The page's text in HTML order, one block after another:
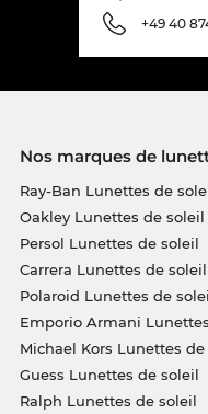
+49 40
Nos marques de
Ray-Ban Lunettes de
Oakley Lunettes de soleil
Persol Lunettes de soleil
Carrera Lunettes de soleil
Polaroid Lunettes de
Emporio Armani
Michael Kors Lunettes
Guess Lunettes de soleil
Ralph Lunettes de soleil